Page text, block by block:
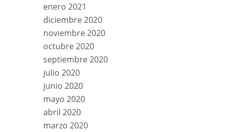
enero 2021
diciembre 2020
noviembre 2020
octubre 2020
septiembre 2020
julio 2020
junio 2020
mayo 2020
abril 2020
marzo 2020